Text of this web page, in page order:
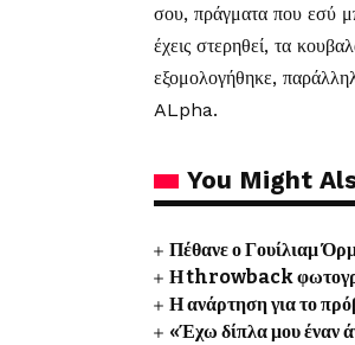
σου, πράγματα που εσύ
έχεις στερηθεί, τα
εξομολογήθηκε,
ALpha.
You Might
Πέθανε ο Γουίλιαμ
Η throwback
Η ανάρτηση για το
«Έχω δίπλα μου έναν